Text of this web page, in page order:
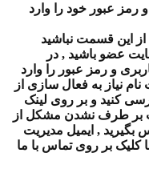
عبور خود را وارد
این قسمت نباشید
عضو باشید , در
و رمز عبور را وارد
نیاز به فعال سازی از
کنید و بر روی لینک
بر طرف نشدن مشکل از
بگیرید , ایمیل مدیریت
کلیک بر روی تماس با ما